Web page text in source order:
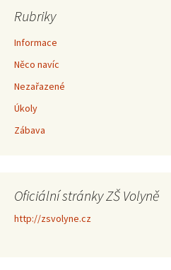
Rubriky
Informace
Něco navíc
Nezařazené
Úkoly
Zábava
Oficiální stránky ZŠ Volyně
http://zsvolyne.cz